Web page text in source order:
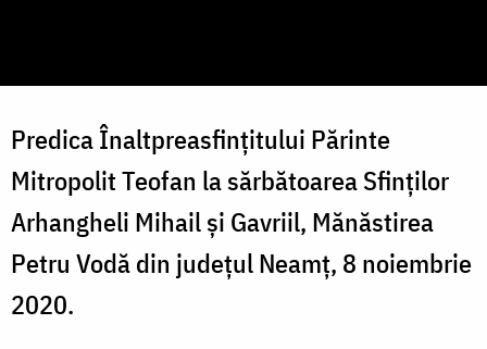
Predica Înaltpreasfințitului Părinte
Mitropolit Teofan la sărbătoarea Sfinților
Arhangheli Mihail și Gavriil, Mănăstirea
Petru Vodă din județul Neamț, 8 noiembrie
2020.